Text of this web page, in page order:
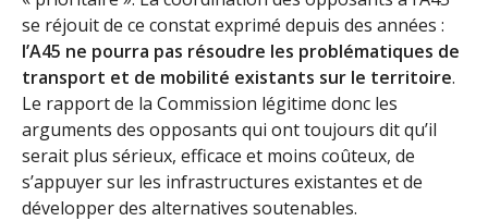
se réjouit de ce constat exprimé depuis des années :
l’A45 ne pourra pas résoudre les problématiques de
transport et de mobilité existants sur le territoire.
Le rapport de la Commission légitime donc les
arguments des opposants qui ont toujours dit qu’il
serait plus sérieux, efficace et moins coûteux, de
s’appuyer sur les infrastructures existantes et de
développer des alternatives soutenables.